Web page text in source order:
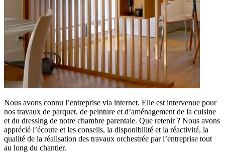
Nous avons connu l’entreprise via internet. Elle est intervenue pour
nos travaux de parquet, de peinture et d’aménagement de la cuisine
et du dressing de notre chambre parentale. Que retenir ? Nous avons
apprécié l’écoute et les conseils, la disponibilité et la réactivité, la
qualité de la réalisation des travaux orchestrée par l’entreprise tout
au long du chantier.